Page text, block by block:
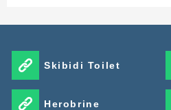
Skibidi Toilet
Herobrine